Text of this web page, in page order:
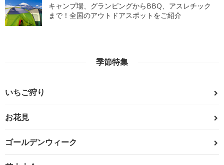
キャンプ場、グランピングからBBQ、アスレチック
まで！全国のアウトドアスポットをご紹介
季節特集
いちご狩り
お花見
ゴールデンウィーク